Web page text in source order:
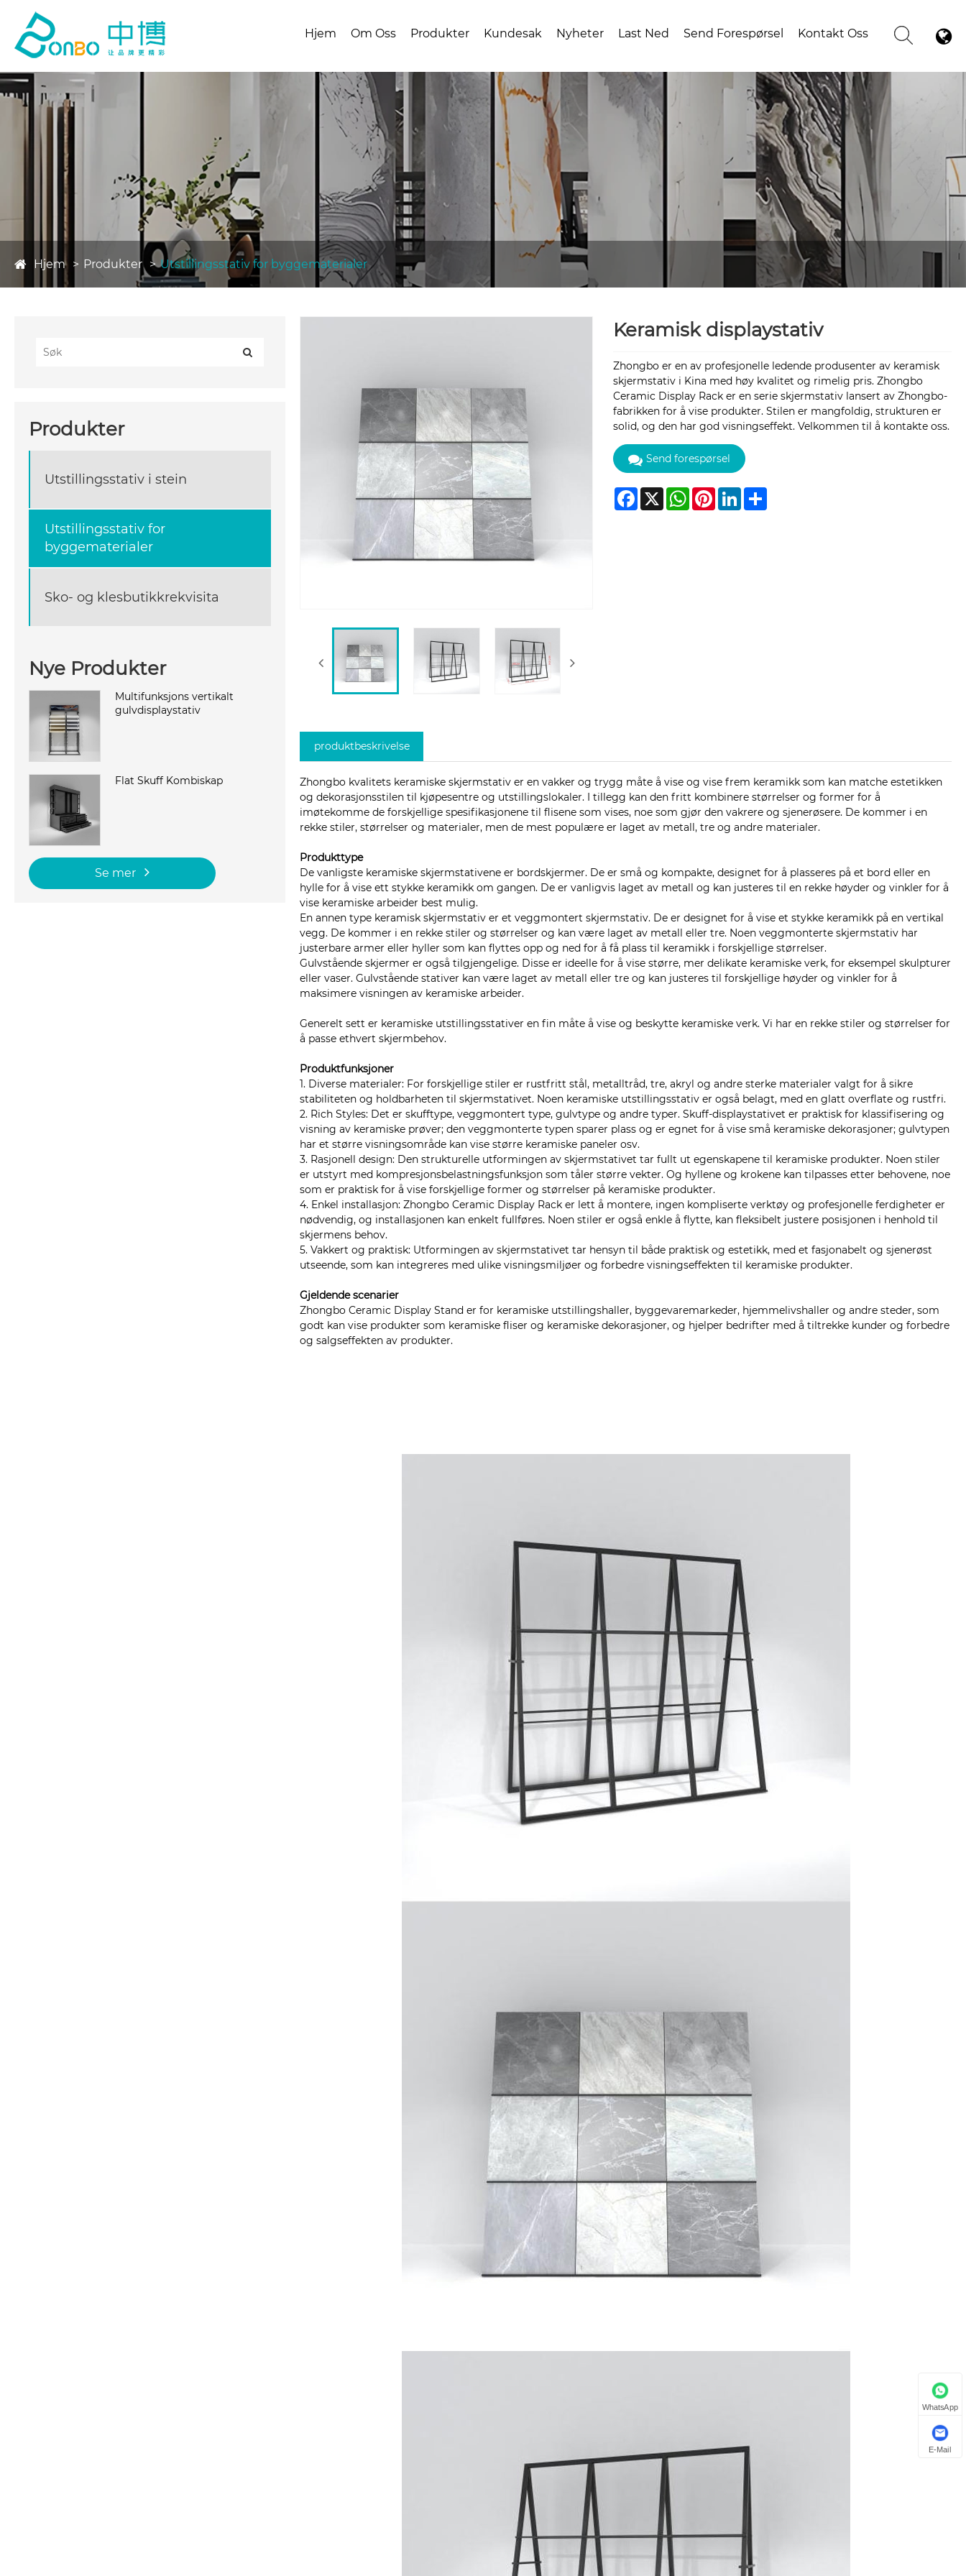
Hjem Om Oss Produkter Kundesak Nyheter Last Ned Send Forespørsel Kontakt Oss
Hjem Produkter Utstillingsstativ for byggematerialer
Produkter
Utstillingsstativ i stein
Utstillingsstativ for
byggematerialer
Sko- og klesbutikkrekvisita
Nye Produkter
Multifunksjons vertikalt
gulvdisplaystativ
Flat Skuff Kombiskap
Se mer
Keramisk displaystativ
Zhongbo er en av profesjonelle ledende produsenter av keramisk
skjermstativ i Kina med høy kvalitet og rimelig pris. Zhongbo
Ceramic Display Rack er en serie skjermstativ lansert av Zhongbo-
fabrikken for å vise produkter. Stilen er mangfoldig, strukturen er
solid, og den har god visningseffekt. Velkommen til å kontakte oss.
Send forespørsel
Facebook
X WhatsApp
PinterestLinkedInShare
produktbeskrivelse
Zhongbo kvalitets keramiske skjermstativ er en vakker og trygg måte å vise og vise frem keramikk som kan matche estetikken
og dekorasjonsstilen til kjøpesentre og utstillingslokaler. I tillegg kan den fritt kombinere størrelser og former for å
imøtekomme de forskjellige spesifikasjonene til flisene som vises, noe som gjør den vakrere og sjenerøsere. De kommer i en
rekke stiler, størrelser og materialer, men de mest populære er laget av metall, tre og andre materialer.
Produkttype
De vanligste keramiske skjermstativene er bordskjermer. De er små og kompakte, designet for å plasseres på et bord eller en
hylle for å vise ett stykke keramikk om gangen. De er vanligvis laget av metall og kan justeres til en rekke høyder og vinkler for å
vise keramiske arbeider best mulig.
En annen type keramisk skjermstativ er et veggmontert skjermstativ. De er designet for å vise et stykke keramikk på en vertikal
vegg. De kommer i en rekke stiler og størrelser og kan være laget av metall eller tre. Noen veggmonterte skjermstativ har
justerbare armer eller hyller som kan flyttes opp og ned for å få plass til keramikk i forskjellige størrelser.
Gulvstående skjermer er også tilgjengelige. Disse er ideelle for å vise større, mer delikate keramiske verk, for eksempel skulpturer
eller vaser. Gulvstående stativer kan være laget av metall eller tre og kan justeres til forskjellige høyder og vinkler for å
maksimere visningen av keramiske arbeider.
Generelt sett er keramiske utstillingsstativer en fin måte å vise og beskytte keramiske verk. Vi har en rekke stiler og størrelser for
å passe ethvert skjermbehov.
Produktfunksjoner
1. Diverse materialer: For forskjellige stiler er rustfritt stål, metalltråd, tre, akryl og andre sterke materialer valgt for å sikre
stabiliteten og holdbarheten til skjermstativet. Noen keramiske utstillingsstativ er også belagt, med en glatt overflate og rustfri.
2. Rich Styles: Det er skufftype, veggmontert type, gulvtype og andre typer. Skuff-displaystativet er praktisk for klassifisering og
visning av keramiske prøver; den veggmonterte typen sparer plass og er egnet for å vise små keramiske dekorasjoner; gulvtypen
har et større visningsområde kan vise større keramiske paneler osv.
3. Rasjonell design: Den strukturelle utformingen av skjermstativet tar fullt ut egenskapene til keramiske produkter. Noen stiler
er utstyrt med kompresjonsbelastningsfunksjon som tåler større vekter. Og hyllene og krokene kan tilpasses etter behovene, noe
som er praktisk for å vise forskjellige former og størrelser på keramiske produkter.
4. Enkel installasjon: Zhongbo Ceramic Display Rack er lett å montere, ingen kompliserte verktøy og profesjonelle ferdigheter er
nødvendig, og installasjonen kan enkelt fullføres. Noen stiler er også enkle å flytte, kan fleksibelt justere posisjonen i henhold til
skjermens behov.
5. Vakkert og praktisk: Utformingen av skjermstativet tar hensyn til både praktisk og estetikk, med et fasjonabelt og sjenerøst
utseende, som kan integreres med ulike visningsmiljøer og forbedre visningseffekten til keramiske produkter.
Gjeldende scenarier
Zhongbo Ceramic Display Stand er for keramiske utstillingshaller, byggevaremarkeder, hjemmelivshaller og andre steder, som
godt kan vise produkter som keramiske fliser og keramiske dekorasjoner, og hjelper bedrifter med å tiltrekke kunder og forbedre
og salgseffekten av produkter.
WhatsApp
E-Mail